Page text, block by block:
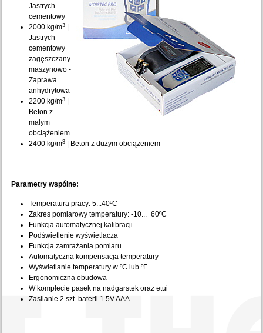
Jastrych
cementowy
2000 kg/m3
Jastrych
cementowy
zagęszczany
maszynowo -
Zaprawa
anhydrytowa
2200 kg/m3
Beton z
małym
obciążeniem
2400 kg/m3 | Beton z dużym obciążeniem
Parametry wspólne:
Temperatura pracy: 5...40ºC
Zakres pomiarowy temperatury: -10...+60ºC
Funkcja automatycznej kalibracji
Podświetlenie wyświetlacza
Funkcja zamrażania pomiaru
Automatyczna kompensacja temperatury
Wyświetlanie temperatury w ºC lub ºF
Ergonomiczna obudowa
W komplecie pasek na nadgarstek oraz etui
Zasilanie 2 szt. baterii 1.5V AAA.